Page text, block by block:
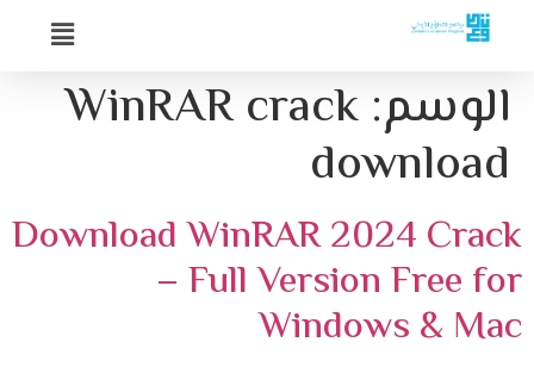
الوسم: WinRAR crack
download
Download WinRAR 2024 Crack
– Full Version Free for
Windows & Mac